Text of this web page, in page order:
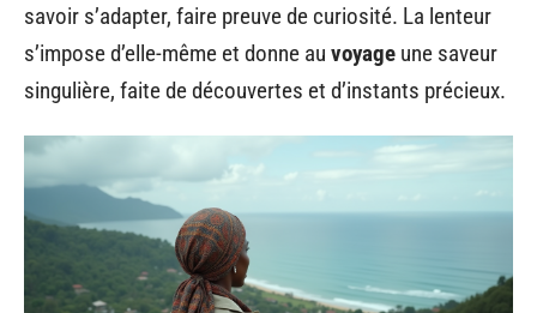
savoir s’adapter, faire preuve de curiosité. La lenteur
s’impose d’elle-même et donne au voyage une saveur
singulière, faite de découvertes et d’instants précieux.